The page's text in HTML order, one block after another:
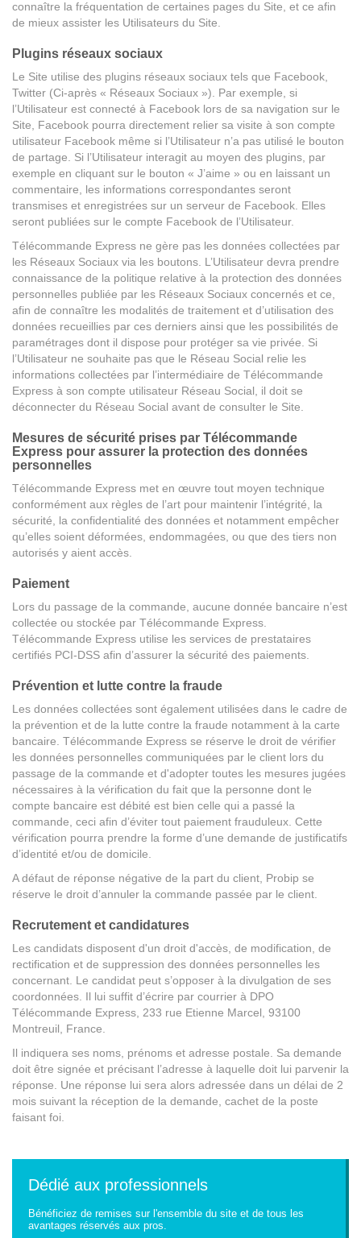
connaître la fréquentation de certaines pages du Site, et ce afin
de mieux assister les Utilisateurs du Site.
Plugins réseaux sociaux
Le Site utilise des plugins réseaux sociaux tels que Facebook,
Twitter (Ci-après « Réseaux Sociaux »). Par exemple, si
l’Utilisateur est connecté à Facebook lors de sa navigation sur le
Site, Facebook pourra directement relier sa visite à son compte
utilisateur Facebook même si l’Utilisateur n’a pas utilisé le bouton
de partage. Si l’Utilisateur interagit au moyen des plugins, par
exemple en cliquant sur le bouton « J’aime » ou en laissant un
commentaire, les informations correspondantes seront
transmises et enregistrées sur un serveur de Facebook. Elles
seront publiées sur le compte Facebook de l’Utilisateur.
Télécommande Express ne gère pas les données collectées par
les Réseaux Sociaux via les boutons. L’Utilisateur devra prendre
connaissance de la politique relative à la protection des données
personnelles publiée par les Réseaux Sociaux concernés et ce,
afin de connaître les modalités de traitement et d’utilisation des
données recueillies par ces derniers ainsi que les possibilités de
paramétrages dont il dispose pour protéger sa vie privée. Si
l’Utilisateur ne souhaite pas que le Réseau Social relie les
informations collectées par l’intermédiaire de Télécommande
Express à son compte utilisateur Réseau Social, il doit se
déconnecter du Réseau Social avant de consulter le Site.
Mesures de sécurité prises par Télécommande
Express pour assurer la protection des données
personnelles
Télécommande Express met en œuvre tout moyen technique
conformément aux règles de l’art pour maintenir l’intégrité, la
sécurité, la confidentialité des données et notamment empêcher
qu’elles soient déformées, endommagées, ou que des tiers non
autorisés y aient accès.
Paiement
Lors du passage de la commande, aucune donnée bancaire n’est
collectée ou stockée par Télécommande Express.
Télécommande Express utilise les services de prestataires
certifiés PCI-DSS afin d’assurer la sécurité des paiements.
Prévention et lutte contre la fraude
Les données collectées sont également utilisées dans le cadre de
la prévention et de la lutte contre la fraude notamment à la carte
bancaire. Télécommande Express se réserve le droit de vérifier
les données personnelles communiquées par le client lors du
passage de la commande et d'adopter toutes les mesures jugées
nécessaires à la vérification du fait que la personne dont le
compte bancaire est débité est bien celle qui a passé la
commande, ceci afin d’éviter tout paiement frauduleux. Cette
vérification pourra prendre la forme d’une demande de justificatifs
d’identité et/ou de domicile.
A défaut de réponse négative de la part du client, Probip se
réserve le droit d’annuler la commande passée par le client.
Recrutement et candidatures
Les candidats disposent d'un droit d'accès, de modification, de
rectification et de suppression des données personnelles les
concernant. Le candidat peut s’opposer à la divulgation de ses
coordonnées. Il lui suffit d’écrire par courrier à DPO
Télécommande Express, 233 rue Etienne Marcel, 93100
Montreuil, France.
Il indiquera ses noms, prénoms et adresse postale. Sa demande
doit être signée et précisant l’adresse à laquelle doit lui parvenir la
réponse. Une réponse lui sera alors adressée dans un délai de 2
mois suivant la réception de la demande, cachet de la poste
faisant foi.
Dédié aux professionnels
Bénéficiez de remises sur l'ensemble du site et de tous les
avantages réservés aux pros.